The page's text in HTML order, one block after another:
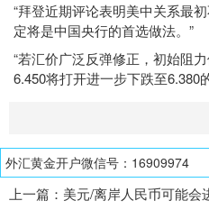
“拜登近期评论表明美中关系最
定将是中国央行的首选做法。”
“若汇价广泛反弹修正，初始阻
6.450将打开进一步下跌至6.380
外汇黄金开户微信号：16909974
上一篇： 美元/离岸人民币可能会